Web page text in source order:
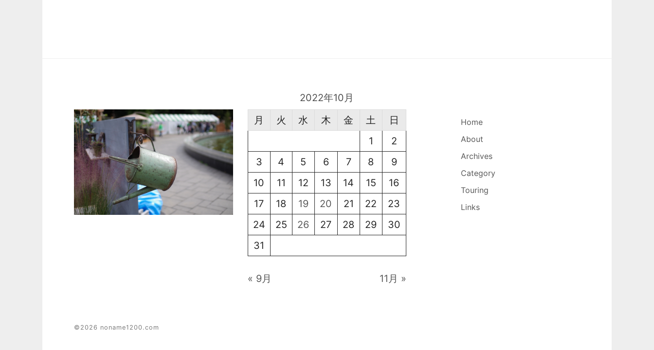
2022年10月
月
火 水 木 金 土
日
1
2
3
4 5 6 7 8
9
10
11 12 13 14 15
16
17
18 19 20 21 22
23
24
25 26 27 28 29
30
31
« 9月 11月 »
Home
About
Archives
Category
Touring
Links
©2026 noname1200.com